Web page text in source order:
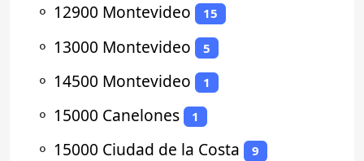
⚬ 12900 Montevideo 15
⚬ 13000 Montevideo 5
⚬ 14500 Montevideo 1
⚬ 15000 Canelones 1
⚬ 15000 Ciudad de la Costa 9